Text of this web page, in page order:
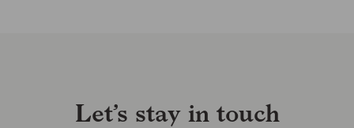
Let’s stay in touch